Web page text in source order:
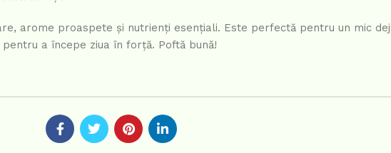
arome proaspete și nutrienți esențiali. Este perfectă pentru un mic
a începe ziua în forță. Poftă bună!